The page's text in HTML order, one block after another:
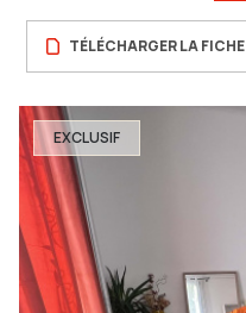
TÉLÉCHARGER LA FICHE
EXCLUSIF